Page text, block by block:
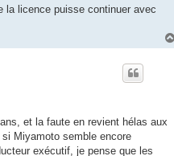
la licence puisse continuer avec
et la faute en revient hélas aux
Miyamoto semble encore
exécutif, je pense que les